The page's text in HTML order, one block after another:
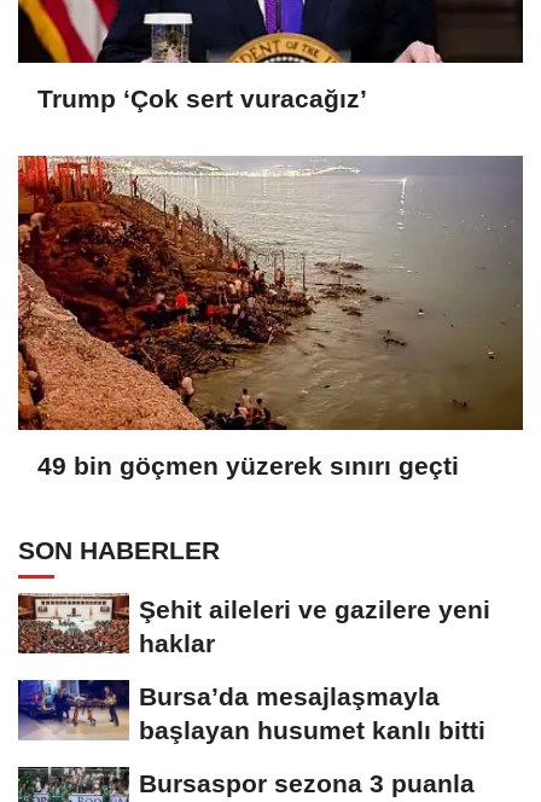
Trump ‘Çok sert vuracağız’
49 bin göçmen yüzerek sınırı geçti
SON HABERLER
Şehit aileleri ve gazilere yeni
haklar
Bursa’da mesajlaşmayla
başlayan husumet kanlı bitti
Bursaspor sezona 3 puanla